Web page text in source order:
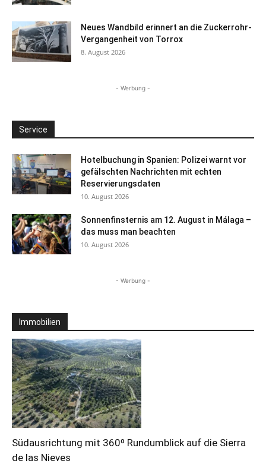
Neues Wandbild erinnert an die Zuckerrohr-
Vergangenheit von Torrox
8. August 2026
- Werbung -
Service
Hotelbuchung in Spanien: Polizei warnt vor
gefälschten Nachrichten mit echten
Reservierungsdaten
10. August 2026
Sonnenfinsternis am 12. August in Málaga –
das muss man beachten
10. August 2026
- Werbung -
Immobilien
Südausrichtung mit 360º Rundumblick auf die Sierra
de las Nieves